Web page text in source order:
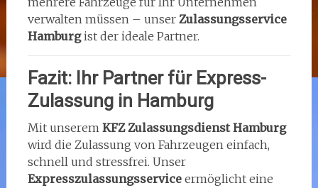
verwalten müssen – unser Zulassungsservice
Hamburgist der ideale Partner.
Fazit: Ihr Partner für Express-
Zulassung in Hamburg
Mit unserem KFZ Zulassungsdienst Hamburg
wird die Zulassung von Fahrzeugen einfach,
schnell und stressfrei. Unser
Expresszulassungsserviceermöglicht eine